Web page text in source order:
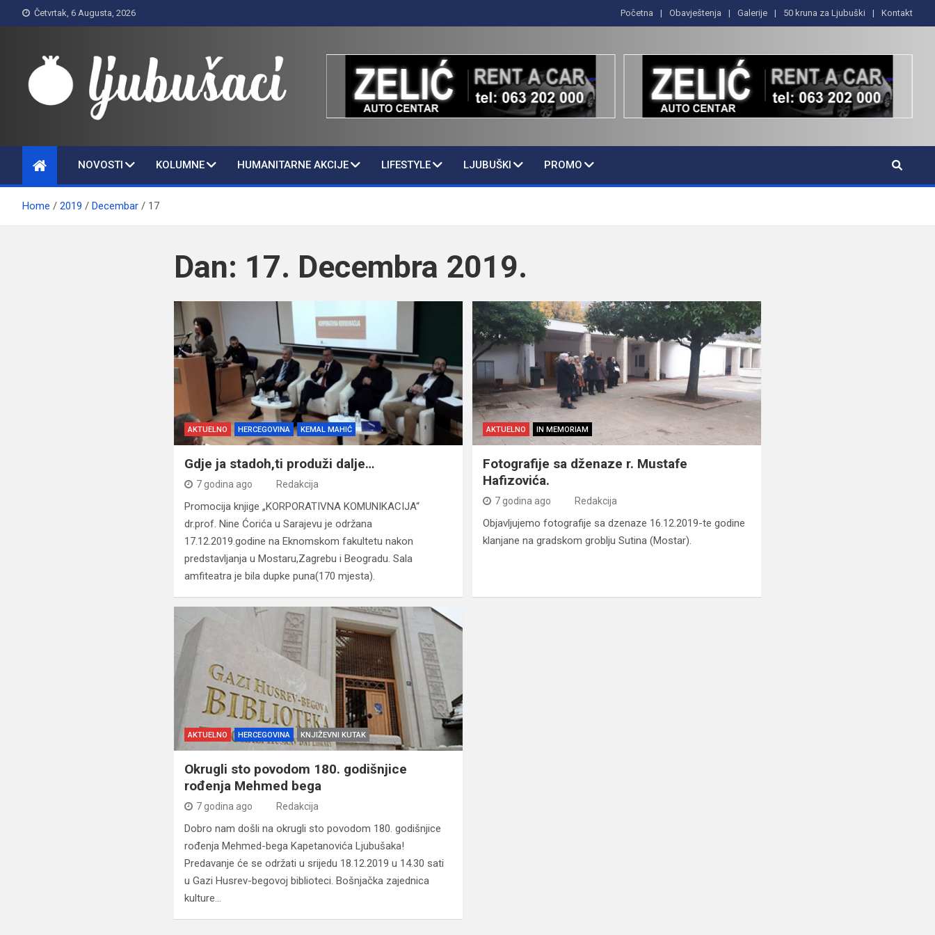
to
Četvrtak, 6 Augusta, 2026 Početna Obavještenja Galerije 50 kruna za Ljubuški Kontakt
Ljubušaci
NOVOSTI KOLUMNE HUMANITARNE AKCIJE LIFESTYLE LJUBUŠKI PROMO
Home 2019 Decembar 17
Dan: 17. Decembra 2019.
AKTUELNO HERCEGOVINA KEMAL MAHIĆ
Gdje ja stadoh,ti produži dalje…
7 godina ago Redakcija
Promocija knjige „KORPORATIVNA KOMUNIKACIJA“
dr.prof. Nine Ćorića u Sarajevu je održana
17.12.2019.godine na Eknomskom fakultetu nakon
predstavljanja u Mostaru,Zagrebu i Beogradu. Sala
amfiteatra je bila dupke puna(170 mjesta).
AKTUELNO IN MEMORIAM
Fotografije sa dženaze r. Mustafe
Hafizovića.
7 godina ago Redakcija
Objavljujemo fotografije sa dzenaze 16.12.2019-te godine
klanjane na gradskom groblju Sutina (Mostar).
AKTUELNO HERCEGOVINA KNJIŽEVNI KUTAK
Okrugli sto povodom 180. godišnjice
rođenja Mehmed bega
7 godina ago Redakcija
Dobro nam došli na okrugli sto povodom 180. godišnjice
rođenja Mehmed-bega Kapetanovića Ljubušaka!
Predavanje će se održati u srijedu 18.12.2019 u 14.30 sati
u Gazi Husrev-begovoj biblioteci. Bošnjačka zajednica
kulture…